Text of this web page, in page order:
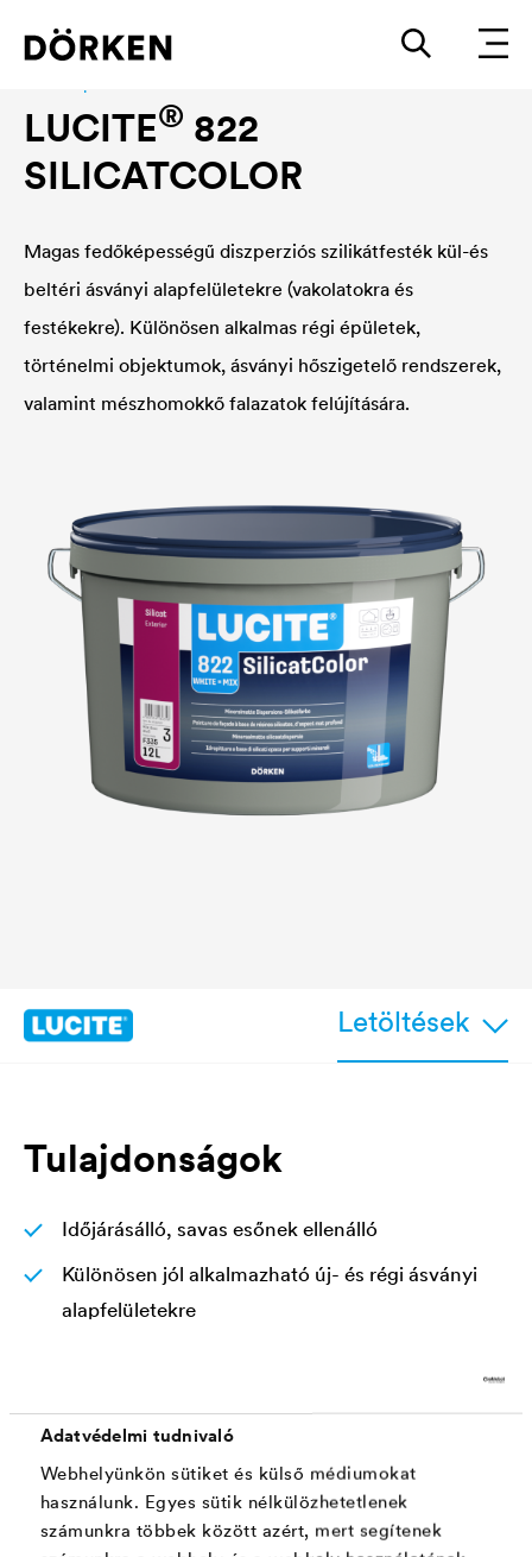
Adatvédelmi tudnivaló
Webhelyünkön sütiket és külső médiumokat
használunk. Egyes sütik nélkülözhetetlenek
számunkra többek között azért, mert segítenek
LUCITE® 822
SILICATCOLOR
Magas fedőképességű diszperziós szilikátfesték kül-és
beltéri ásványi alapfelületekre (vakolatokra és
festékekre). Különösen alkalmas régi épületek,
történelmi objektumok, ásványi hőszigetelő rendszerek,
valamint mészhomokkő falazatok felújítására.
Letöltések
Tulajdonságok
Időjárásálló, savas esőnek ellenálló
Különösen jól alkalmazható új- és régi ásványi
alapfelületekre
rendelkezik
Magas vízpára-áteresztő képesség (V1)
Alacsony felületi vízfelvétel (W3)